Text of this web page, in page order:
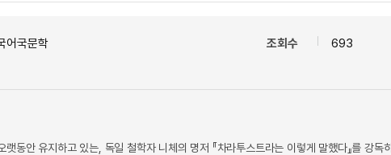
어국문학
조회수 693
동안 유지하고 있는, 독일 철학자 니체의 명저 『차라투스트라는 이렇게 말했다』를 강